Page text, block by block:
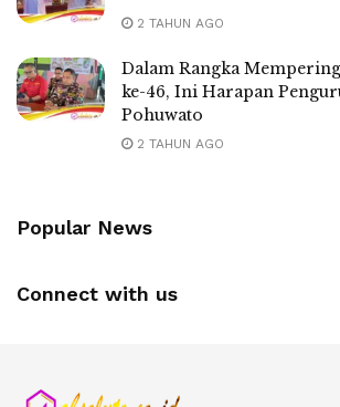
2 TAHUN AGO
Dalam Rangka
ke-46, Ini Harapan
Pohuwato
2 TAHUN AGO
Popular News
Connect with us